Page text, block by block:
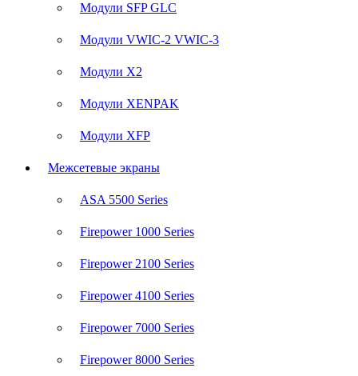
Модули SFP GLC
Модули VWIC-2 VWIC-3
Модули X2
Модули XENPAK
Модули XFP
Межсетевые экраны
ASA 5500 Series
Firepower 1000 Series
Firepower 2100 Series
Firepower 4100 Series
Firepower 7000 Series
Firepower 8000 Series